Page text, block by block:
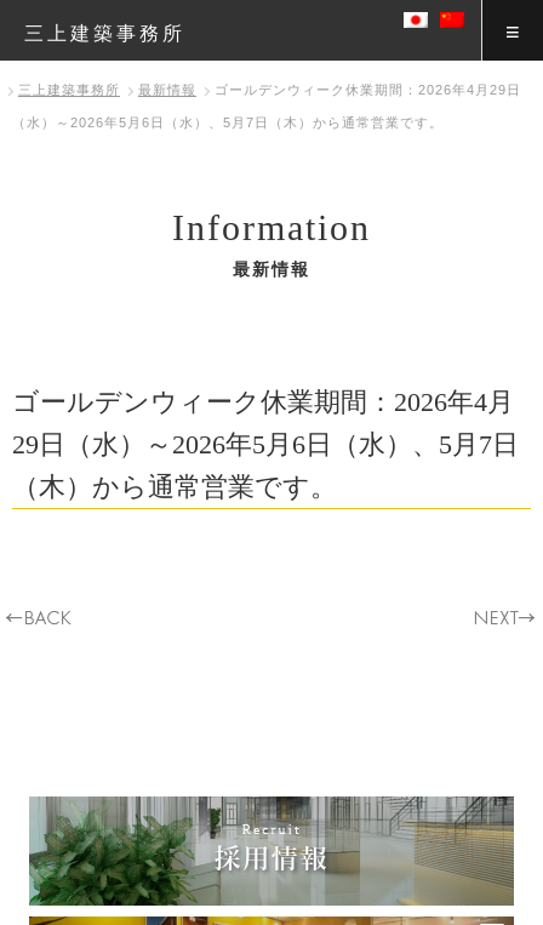
三上建築事務所
三上建築事務所 最新情報 ゴールデンウィーク休業期間：2026年4月29日
（水）～2026年5月6日（水）、5月7日（木）から通常営業です。
Information
最新情報
ゴールデンウィーク休業期間：2026年4月
29日（水）～2026年5月6日（水）、5月7日
（木）から通常営業です。